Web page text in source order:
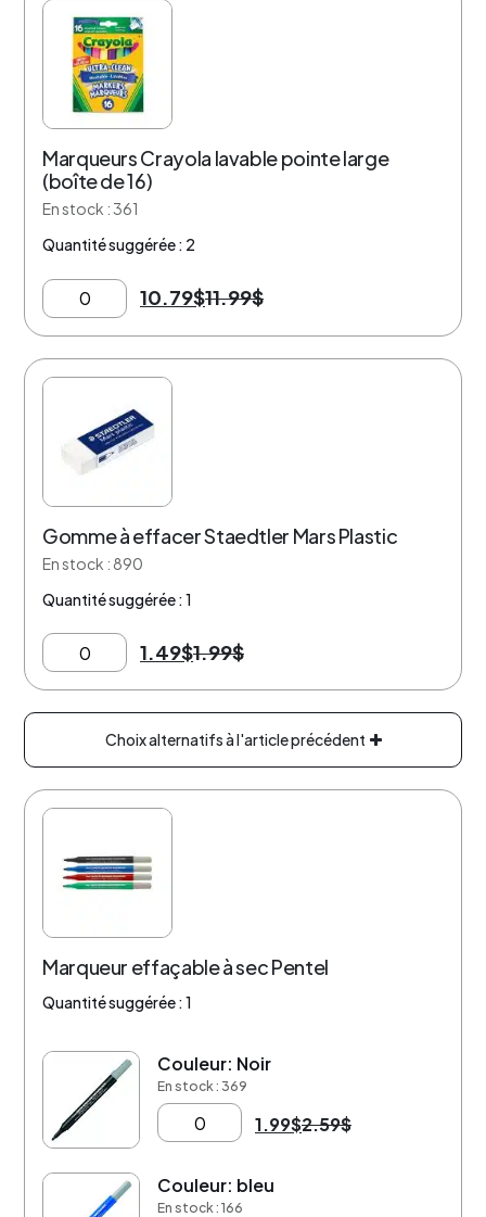
10% de rabais
Marqueurs Crayola lavable pointe large
(boîte de 16)
En stock : 361
Quantité suggérée : 2
10.79$11.99$
25% de rabais
Gomme à effacer Staedtler Mars Plastic
En stock : 890
Quantité suggérée : 1
1.49$1.99$
Choix alternatifs à l'article précédent
Marqueur effaçable à sec Pentel
Quantité suggérée : 1
-23% Couleur: Noir
En stock : 369
1.99$2.59$
-23% Couleur: bleu
En stock : 166